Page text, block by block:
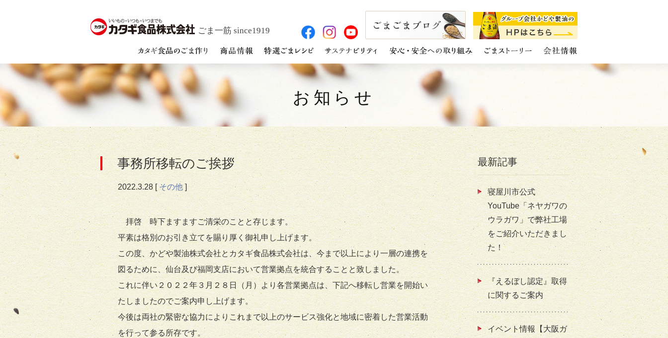
ごま一筋 since1919
お知らせ
事務所移転のご挨拶
2022.3.28[その他]
拝啓 時下ますますご清栄のことと存じます。
平素は格別のお引き立てを賜り厚く御礼申し上げます。
この度、かどや製油株式会社とカタギ食品株式会社は、今まで以上により一層の連携を
図るために、仙台及び福岡支店において営業拠点を統合することと致しました。
これに伴い２０２２年３月２８日（月）より各営業拠点は、下記へ移転し営業を開始い
たしましたのでご案内申し上げます。
今後は両社の緊密な協力によりこれまで以上のサービス強化と地域に密着した営業活動
を行って参る所存です。
最新記事
寝屋川市公式
YouTube「ネヤガワの
ウラガワ」で弊社工場
をご紹介いただきまし
た！
『えるぼし認定』取得
に関するご案内
イベント情報【大阪ガ